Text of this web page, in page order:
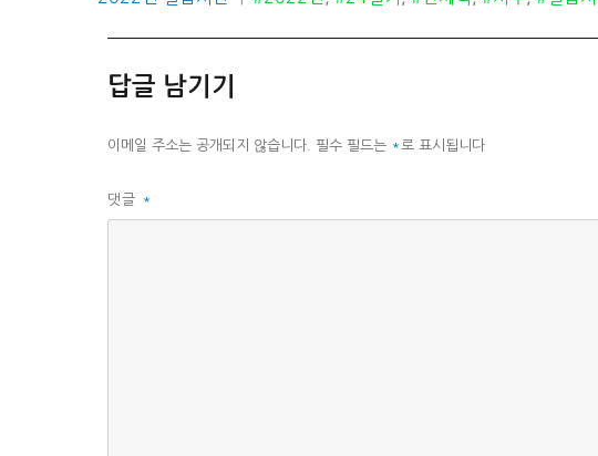
리답글 남기기
이메일 주소는 공개되지 않습니다. 필수 필드는 *로 표시됩니다
댓글 *